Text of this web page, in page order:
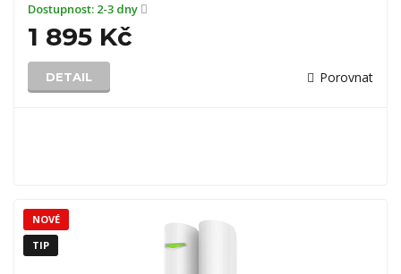
Dostupnost: 2-3 dny
1 895 Kč
DETAIL Porovnat
NOVÉ
TIP